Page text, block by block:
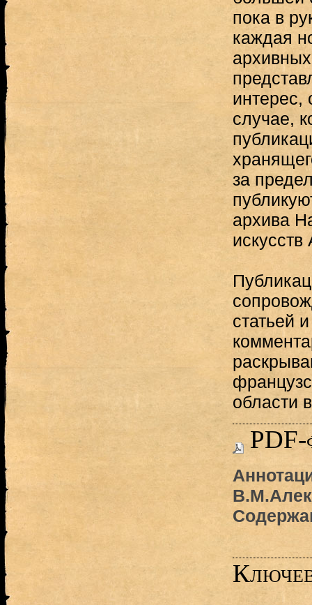
пока в
каждая
интерес,
случае,
за
архива
статьей
области
PDF-